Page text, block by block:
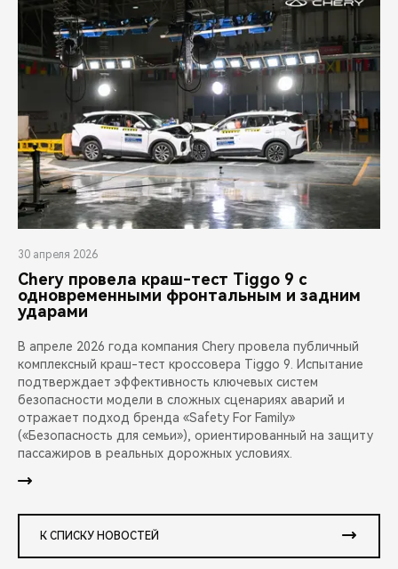
30 апреля 2026
Chery провела краш-тест Tiggo 9 с
одновременными фронтальным и задним
ударами
В апреле 2026 года компания Chery провела публичный
комплексный краш-тест кроссовера Tiggo 9. Испытание
подтверждает эффективность ключевых систем
безопасности модели в сложных сценариях аварий и
отражает подход бренда «Safety For Family»
(«Безопасность для семьи»), ориентированный на защиту
пассажиров в реальных дорожных условиях.
К СПИСКУ НОВОСТЕЙ